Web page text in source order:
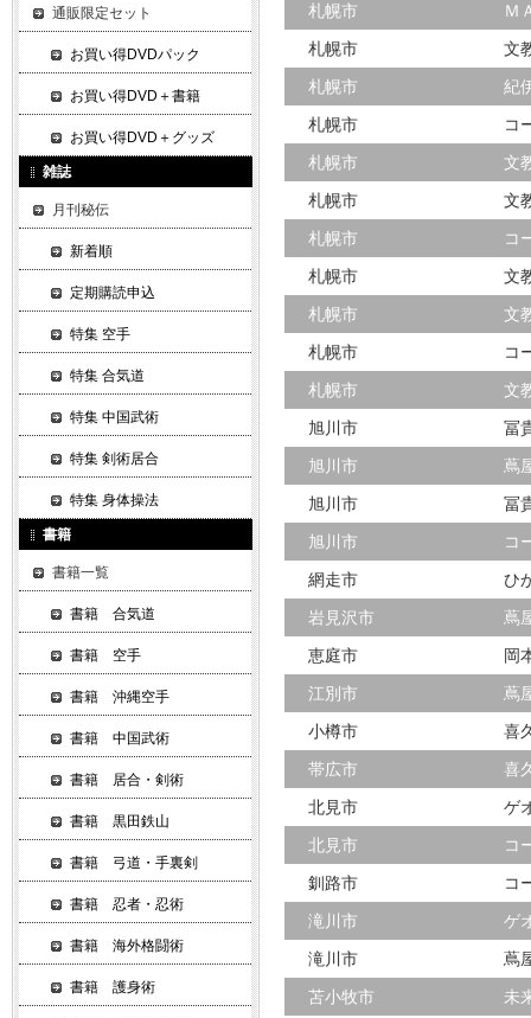
札幌市
Ｍ
札幌市
文
札幌市
紀
札幌市
コ
札幌市
文
札幌市
文
札幌市
コ
札幌市
文
札幌市
文
札幌市
コ
札幌市
文
旭川市
冨
旭川市
蔦
旭川市
冨
旭川市
コ
網走市
ひ
岩見沢市
蔦
恵庭市
岡
江別市
蔦
小樽市
喜
帯広市
喜
北見市
ゲ
北見市
コ
釧路市
コ
滝川市
ゲ
滝川市
蔦
苫小牧市
未
通販限定セット
お買い得DVDパック
お買い得DVD＋書籍
お買い得DVD＋グッズ
雑誌
月刊秘伝
新着順
定期購読申込
特集 空手
特集 合気道
特集 中国武術
特集 剣術居合
特集 身体操法
書籍
書籍一覧
書籍 合気道
書籍 空手
書籍 沖縄空手
書籍 中国武術
書籍 居合・剣術
書籍 黒田鉄山
書籍 弓道・手裏剣
書籍 忍者・忍術
書籍 海外格闘術
書籍 護身術